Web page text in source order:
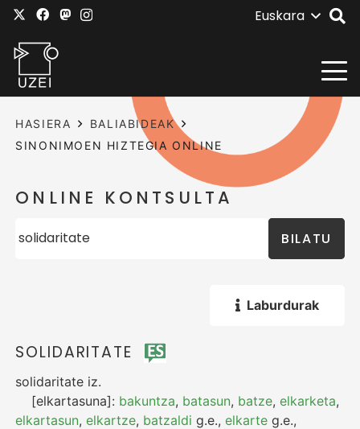
Euskara
HASIERA
BALIABIDEAK
SINONIMOEN HIZTEGIA ONLINE
ONLINE KONTSULTA
BILATU
Laburdurak
SOLIDARITATE
solidaritate iz.
[elkartasuna]: bakuntza, batasun, batze,elkarketa,
elkartasun,elkartze, batzaldi g.e.,elkarte g.e.,